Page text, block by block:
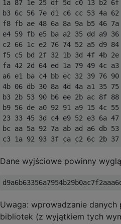
1a 87 1e 25 df 5d c0 13 b2
b3 6c 56 7e d1 c6 cc 53 4a
f8 fb ae 48 6a 8a 9a b5 46
e4 59 fb e5 ba a2 35 dd a9
c2 66 1c e2 76 74 52 a5 d9
f5 c5 bd 2f 32 1b 3d 4f 4b 2e
fa 42 2d 64 ed 1a 79 49 4c
a6 e1 ba c4 bb ec 32 39 76
4b 06 db 30 8a 4d 4a a1 35
b3 2b 53 90 b6 ee 2b ac 8f
b9 56 de a0 92 91 a9 15 4c
23 33 45 3d c4 e9 52 e3 6a
bc aa 5a 92 7a ab ad a6 db
Dane wyjściowe powinny
Uwaga: wprowadzanie
bibliotek (z wyjątkiem tych